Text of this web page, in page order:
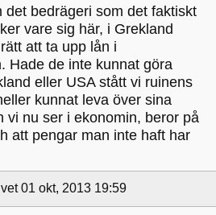
det bedrägeri som det faktiskt
vare sig här, i Grekland
att ta upp lån i
Hade de inte kunnat göra
eller USA stått vi ruinens
kunnat leva över sina
vi nu ser i ekonomin, beror på
att pengar man inte haft har
01 okt, 2013 19:59